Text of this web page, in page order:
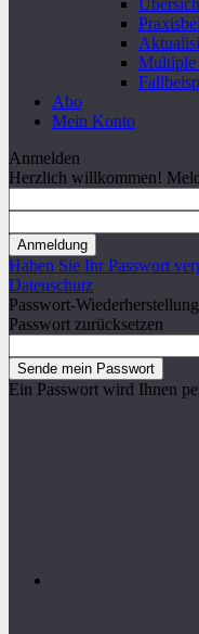
Multiple
Abo
Mein Konto
Anmelden
Herzlich willkommen!
Haben Sie Ihr Passwort
Datenschutz
Passwort-Wiederherstellung
Passwort zurücksetzen
Ein Passwort wird Ihnen